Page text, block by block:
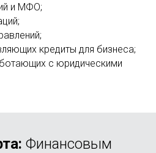
и МФО;
кредиты для бизнеса;
с юридическими
Финансовым